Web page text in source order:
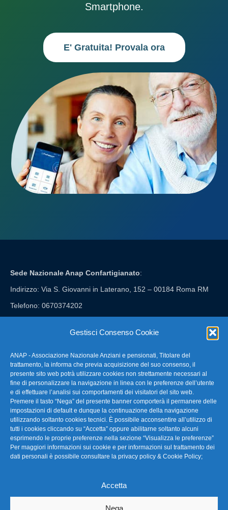
Gestisci Consenso Cookie
ANAP - Associazione Nazionale Anziani e pensionati, Titolare del
trattamento, la informa che previa acquisizione del suo consenso, il
presente sito web potrà utilizzare cookies non strettamente necessari al
fine di personalizzare la navigazione in linea con le preferenze dell’utente
e di effettuare l’analisi sui comportamenti dei visitatori del sito web.
Premere il tasto “Nega” del presente banner comporterà il permanere delle
impostazioni di default e dunque la continuazione della navigazione
utilizzando soltanto cookies tecnici. È possibile acconsentire all’utilizzo di
tutti i cookies cliccando su “Accetta” oppure abilitarne soltanto alcuni
esprimendo le proprie preferenze nella sezione “Visualizza le preferenze”
Per maggiori informazioni sui cookie e per informazioni sul trattamento dei
dati personali è possibile consultare la privacy policy & Cookie Policy;
Accetta
Nega
Smartphone.
E' Gratuita! Provala ora
Sede Nazionale Anap Confartigianato:
Indirizzo: Via S. Giovanni in Laterano, 152 – 00184 Roma RM
Telefono: 0670374202
FAQ – Domande Frequenti
La nostra Newsletter
Link Utili
TG Confartigianato
Privacy & Cookie Policy
Seguici